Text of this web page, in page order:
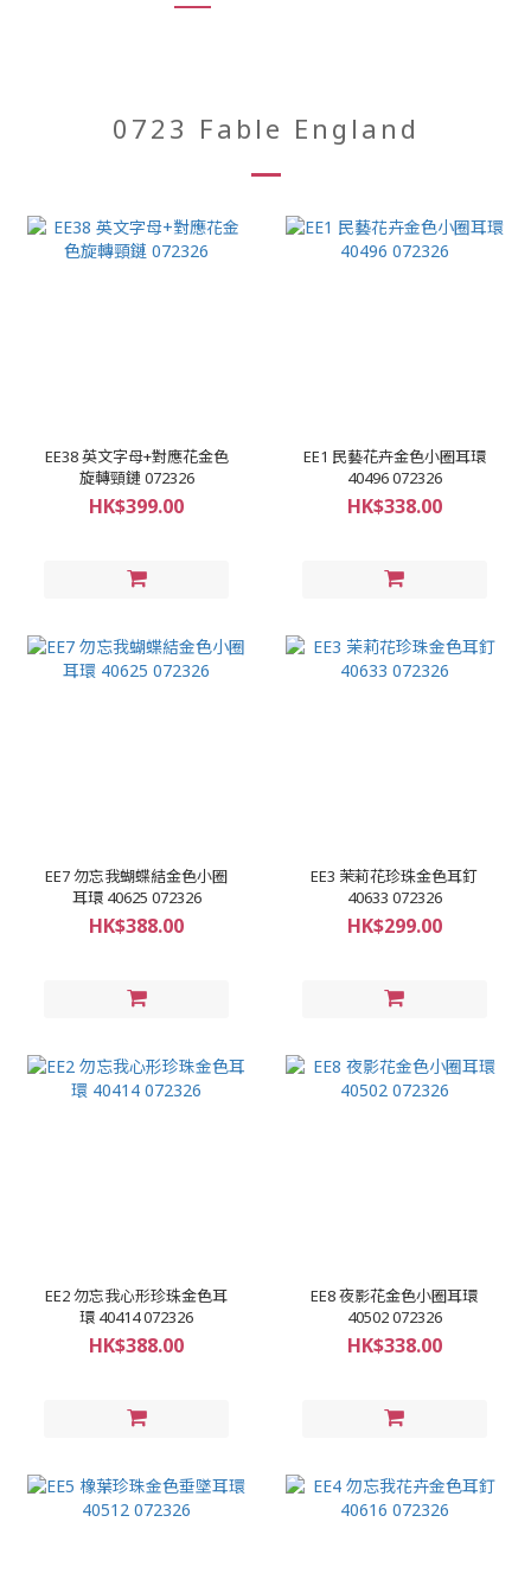
0723 Fable England
EE38 英文字母+對應花金色
旋轉頸鏈 072326
HK$399.00
EE1 民藝花卉金色小圈耳環
40496 072326
HK$338.00
EE7 勿忘我蝴蝶結金色小圈
耳環 40625 072326
HK$388.00
EE3 茉莉花珍珠金色耳釘
40633 072326
HK$299.00
EE2 勿忘我心形珍珠金色耳
環 40414 072326
HK$388.00
EE8 夜影花金色小圈耳環
40502 072326
HK$338.00